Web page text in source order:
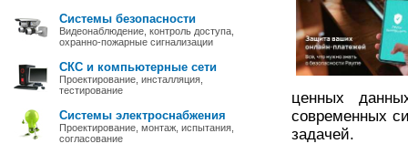
Системы безопасности
Видеонаблюдение, контроль доступа,
охранно-пожарные сигнализации
СКС и компьютерные сети
Проектирование, инсталляция,
тестирование
Системы электроснабжения
Проектирование, монтаж, испытания,
согласование
ценных
современных
задачей.